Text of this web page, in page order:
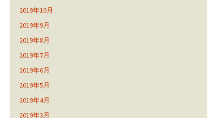
2019年10月
2019年9月
2019年8月
2019年7月
2019年6月
2019年5月
2019年4月
2019年3月